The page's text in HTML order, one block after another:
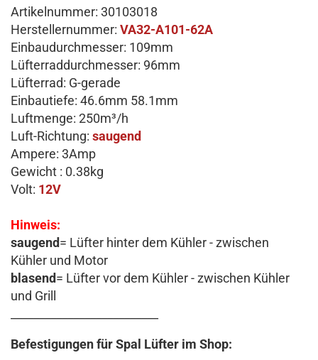
Artikelnummer: 30103018
Herstellernummer: VA32-A101-62A
Einbaudurchmesser: 109mm
Lüfterraddurchmesser: 96mm
Lüfterrad: G-gerade
Einbautiefe: 46.6mm 58.1mm
Luftmenge: 250m³/h
Luft-Richtung: saugend
Ampere: 3Amp
Gewicht : 0.38kg
Volt: 12V
Hinweis:
saugend= Lüfter hinter dem Kühler - zwischen
Kühler und Motor
blasend= Lüfter vor dem Kühler - zwischen Kühler
und Grill
Befestigungen für Spal Lüfter im Shop: